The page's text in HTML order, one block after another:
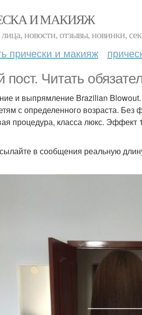
И МАКИЯЖ
новости, отзывы, новинки,
прически и макияж
Читать
и выпрямление Brazilian
с определенного возраста. Без
процедура, класса люкс. Эффект
в сообщения реальную